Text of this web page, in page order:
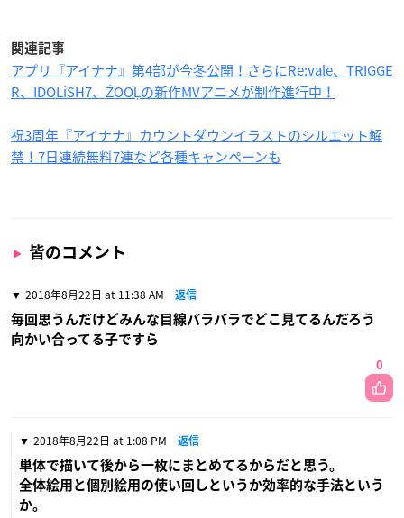
関連記事
アプリ『アイナナ』第4部が今冬公開！さらにRe:vale、TRIGGE
R、IDOLiSH7、ŹOOĻの新作MVアニメが制作進行中！
祝3周年『アイナナ』カウントダウンイラストのシルエット解
禁！7日連続無料7連など各種キャンペーンも
皆のコメント
2018年8月22日 at 11:38 AM 返信
毎回思うんだけどみんな目線バラバラでどこ見てるんだろう
向かい合ってる子ですら
0
2018年8月22日 at 1:08 PM 返信
単体で描いて後から一枚にまとめてるからだと思う。
全体絵用と個別絵用の使い回しというか効率的な手法という
か。